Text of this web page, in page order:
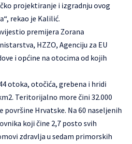
projektiranje i izgradnju ovog
rekao je Kalilić.
premijera Zorana
HZZO, Agenciju za EU
i općine na otocima od kojih
otoka, otočića, grebena i hridi
Teritorijalno more čini 32.000
površine Hrvatske. Na 60 naseljenih
koji čine 2,7 posto svih
zdravlja u sedam primorskih